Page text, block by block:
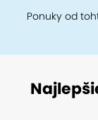
Ponuky od